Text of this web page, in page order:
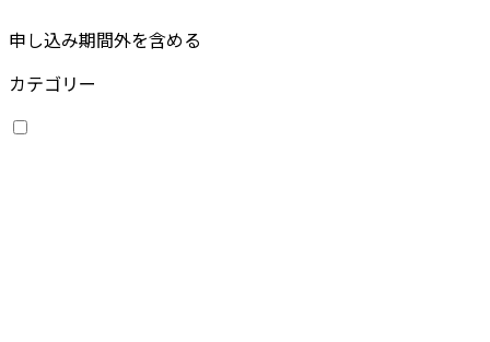
申し込み期間外を含める
カテゴリー